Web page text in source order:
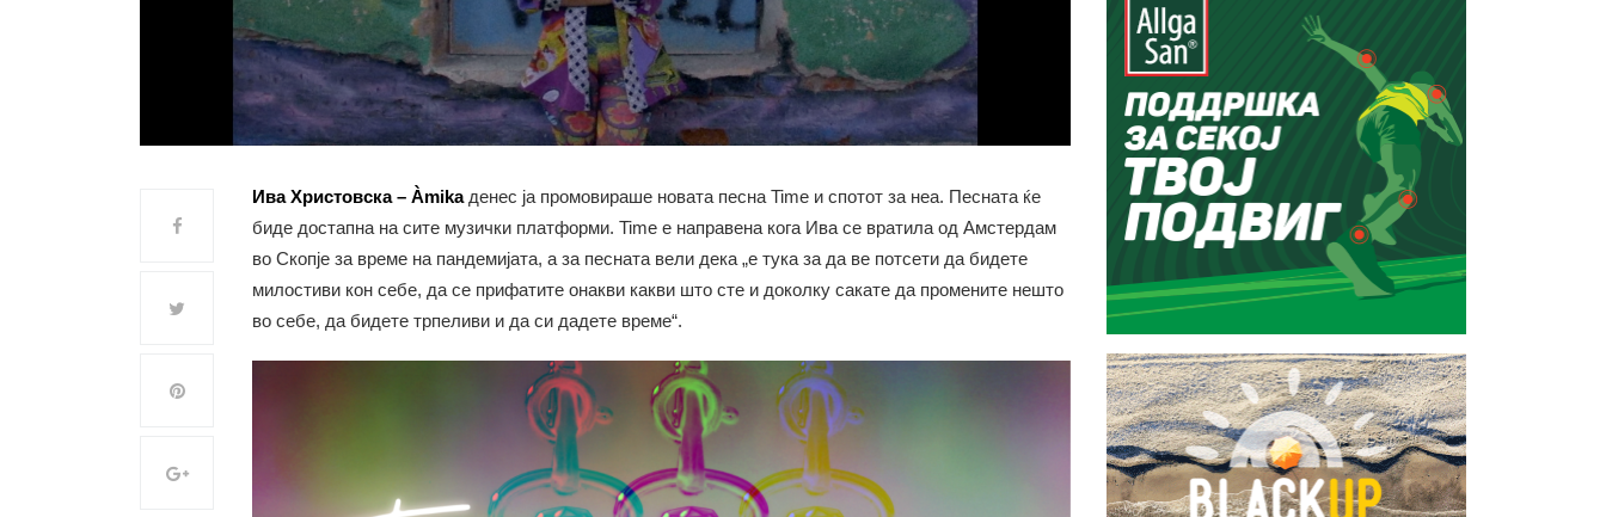
Ива Христовска – Àmikaденес ја промовираше новата песна Time и спотот за неа. Песната ќе
биде достапна на сите музички платформи. Time е направена кога Ива се вратила од Амстердам
во Скопје за време на пандемијата, а за песната вели дека „е тука за да ве потсети да бидете
милостиви кон себе, да се прифатите онакви какви што сте и доколку сакате да промените нешто
во себе, да бидете трпеливи и да си дадете време“.